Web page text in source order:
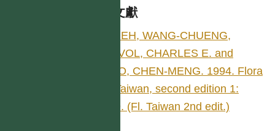
參考文獻
SHIEH, WANG-CHUENG,
DEVOL, CHARLES E. and
KUO, CHEN-MENG. 1994. Flora
of Taiwan, second edition 1:
199. (Fl. Taiwan 2nd edit.)